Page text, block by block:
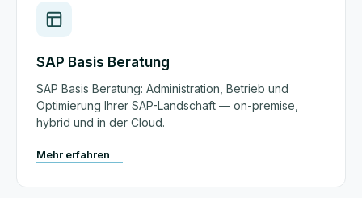
SAP Basis Beratung
SAP Basis Beratung: Administration, Betrieb und
Optimierung Ihrer SAP-Landschaft — on-premise,
hybrid und in der Cloud.
Mehr erfahren